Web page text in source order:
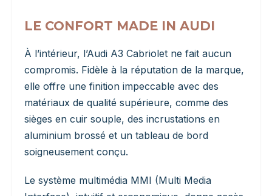
LE CONFORT MADE IN AUDI
À l’intérieur, l’Audi A3 Cabriolet ne fait aucun
compromis. Fidèle à la réputation de la marque,
elle offre une finition impeccable avec des
matériaux de qualité supérieure, comme des
sièges en cuir souple, des incrustations en
aluminium brossé et un tableau de bord
soigneusement conçu.
Le système multimédia MMI (Multi Media